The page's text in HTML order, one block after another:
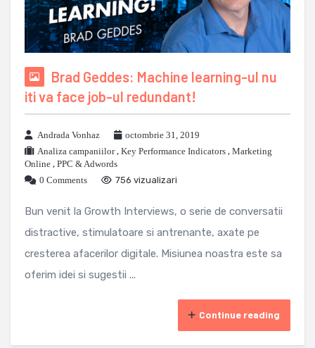
Brad Geddes: Machine learning-ul nu
iti va face job-ul redundant!
Andrada Vonhaz
octombrie 31, 2019
Analiza campaniilor, Key Performance Indicators , Marketing
Online , PPC & Adwords
0 Comments
756 vizualizari
Bun venit la Growth Interviews, o serie de conversatii
distractive, stimulatoare si antrenante, axate pe
cresterea afacerilor digitale. Misiunea noastra este sa
oferim idei si sugestii ...
Continue reading